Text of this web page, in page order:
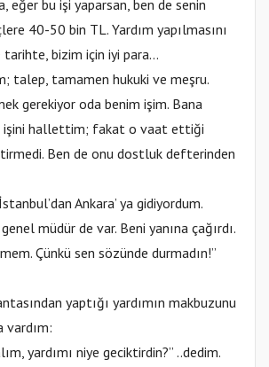
eğer bu işi yaparsan, ben de senin
40-50 bin TL. Yardım yapılmasını
tarihte, bizim için iyi para…
talep, tamamen hukuki ve meşru.
gerekiyor oda benim işim. Bana
işini hallettim; fakat o vaat ettiği
Ben de onu dostluk defterinden
Ankara’ ya gidiyordum.
müdür de var. Beni yanına çağırdı.
Çünkü sen sözünde durmadın!”
yaptığı yardımın makbuzunu
vardım:
yardımı niye geciktirdin?” ..dedim.